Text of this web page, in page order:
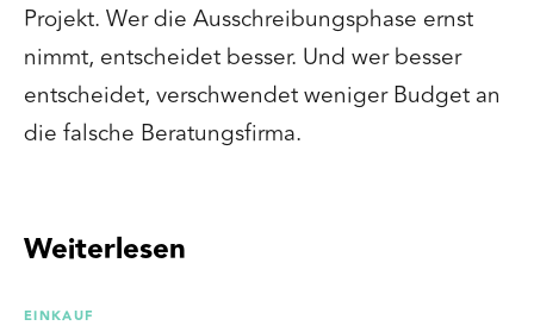
Projekt. Wer die Ausschreibungsphase ernst
nimmt, entscheidet besser. Und wer besser
entscheidet, verschwendet weniger Budget an
die falsche Beratungsfirma.
Weiterlesen
EINKAUF